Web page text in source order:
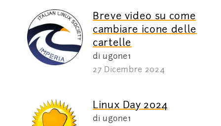
Breve video su come
cambiare icone delle
cartelle
di ugone1
27 Dicembre 2024
Linux Day 2024
di ugone1